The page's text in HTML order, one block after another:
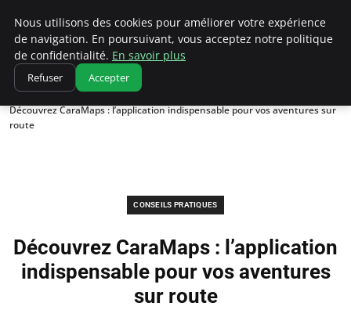
Correze Co
Accueil
Conseils pratiques
Découvrez CaraMaps : l’application indispensable pour vos aventures sur
route
CONSEILS PRATIQUES
Découvrez CaraMaps : l’application
indispensable pour vos aventures
sur route
Nous utilisons des cookies pour améliorer votre expérience
de navigation. En poursuivant, vous acceptez notre politique
de confidentialité. En savoir plus
Refuser Accepter